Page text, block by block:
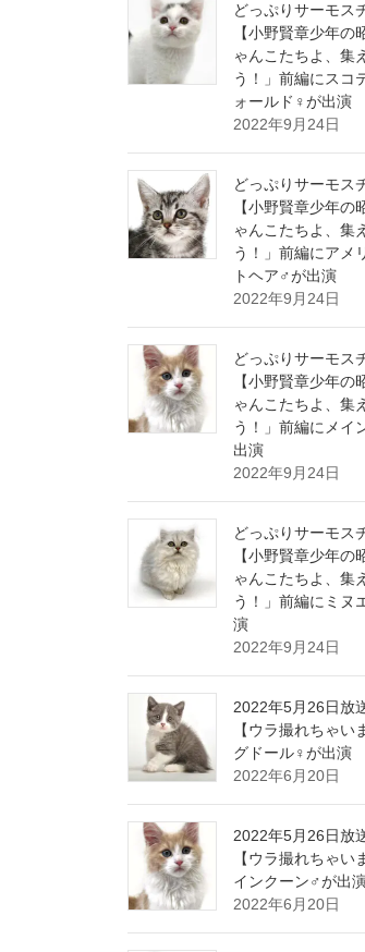
どっぷりサーモス
【小野賢章少年の
ゃんこたちよ、集
う！」前編にスコ
ォールド♀が出演
2022年9月24日
どっぷりサーモス
【小野賢章少年の
ゃんこたちよ、集
う！」前編にアメ
トヘア♂が出演
2022年9月24日
どっぷりサーモス
【小野賢章少年の
ゃんこたちよ、集
う！」前編にメイ
出演
2022年9月24日
どっぷりサーモス
【小野賢章少年の
ゃんこたちよ、集
う！」前編にミヌ
演
2022年9月24日
2022年5月26日放
【ウラ撮れちゃい
グドール♀が出演
2022年6月20日
2022年5月26日放
【ウラ撮れちゃい
インクーン♂が出
2022年6月20日